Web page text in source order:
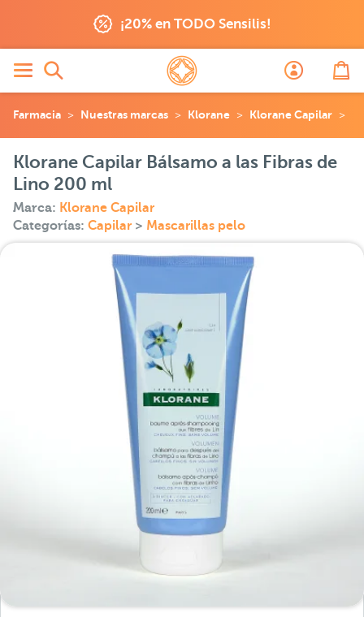
¡20% en TODO Sensilis!
Farmacia Nuestras marcas Klorane Klorane Capilar
Klorane Capilar Bálsamo a las Fibras de
Lino 200 ml
Marca: Klorane Capilar
Categorías: Capilar > Mascarillas pelo